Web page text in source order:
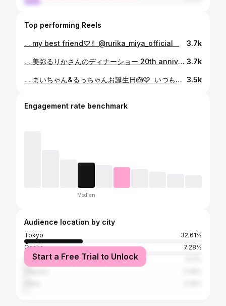
Top performing Reels
. . my best friend♡✌︎ @rurika_miya_official ⁡ ⁡ ⁡ 3.7k
. . 美弥るりかさんのディナーショー 20th anniversary of debut ~ Trajectory~ ⁡ 思い出♡ 前半のお衣装はまいちゃん @rurika_miya_official がスタイリングして、私たち2人にプレゼントしてくれました🥹🙏✨ 衣装だけど衣装すぎず、オシャレで個性が光るまいちゃんのディナーショーらしいスタイルに仕上がりました！ さすが！🖤🩷🤍 ⁡ ⁡ #美弥るりか さん #晴音アキ さん #宇月颯 3.7k
. . まいちゃん&るっちゃんお誕生日🎂🩷 ⁡ いつもと何かが変わっているわけではないけど、大切な人が元気でいつも通り幸せに誕生日を迎えられているってこんなにも幸せなことなんだって思った2023年9月12日です！！ ⁡ まいちゃん🦄るっちゃん🐈お誕生日おめでとう🎊✨ ⁡ ⁡ ⁡ #2023912#お誕生日 #happybirthday #美弥るりか さん#まいちゃん #ルシェちゃん#るっちゃん #幸せを願ってる☺︎ 3.5k
Engagement rate benchmark
Median
Audience location by city
Tokyo
32.61%
Ōsaka
7.28%
Kyoto
Start a Free Trial to Unlock